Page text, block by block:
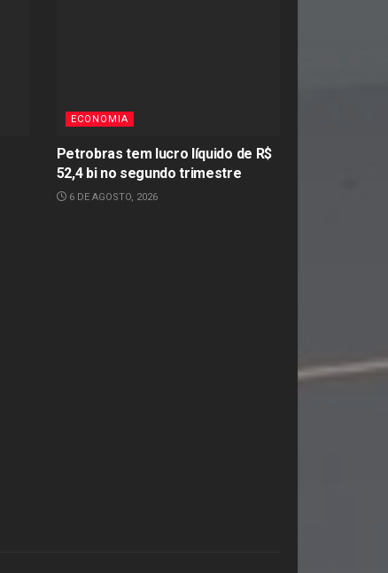
ECONOMIA
Petrobras tem lucro líquido de R$
52,4 bi no segundo trimestre
6 DE AGOSTO, 2026